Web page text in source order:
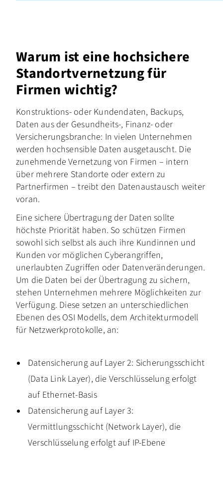
Warum ist eine hochsichere
Standortvernetzung für
Firmen wichtig?
Konstruktions- oder Kundendaten, Backups,
Daten aus der Gesundheits-, Finanz- oder
Versicherungsbranche: In vielen Unternehmen
werden hochsensible Daten ausgetauscht. Die
zunehmende Vernetzung von Firmen – intern
über mehrere Standorte oder extern zu
Partnerfirmen – treibt den Datenaustausch weiter
voran.
Eine sichere Übertragung der Daten sollte
höchste Priorität haben. So schützen Firmen
sowohl sich selbst als auch ihre Kundinnen und
Kunden vor möglichen Cyberangriffen,
unerlaubten Zugriffen oder Datenveränderungen.
Um die Daten bei der Übertragung zu sichern,
stehen Unternehmen mehrere Möglichkeiten zur
Verfügung. Diese setzen an unterschiedlichen
Ebenen des OSI Modells, dem Architekturmodell
für Netzwerkprotokolle, an:
Datensicherung auf Layer 2: Sicherungsschicht
(Data Link Layer), die Verschlüsselung erfolgt
auf Ethernet-Basis
Datensicherung auf Layer 3:
Vermittlungsschicht (Network Layer), die
Verschlüsselung erfolgt auf IP-Ebene